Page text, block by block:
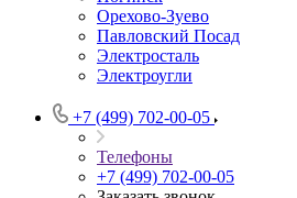
Орехово-Зуево
Павловский Посад
Электросталь
Электроугли
+7 (499) 702-00-05
Телефоны
+7 (499) 702-00-05